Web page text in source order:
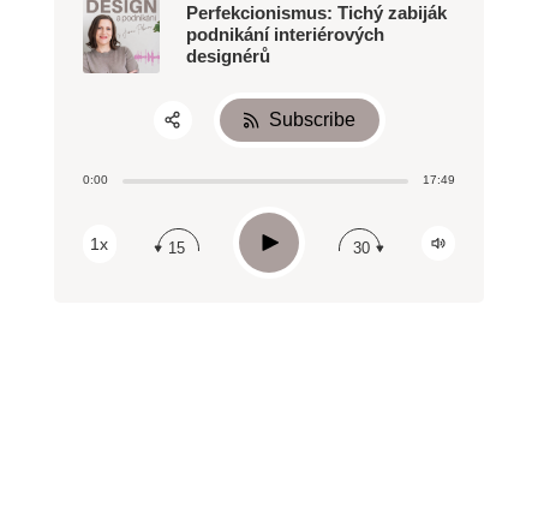
Perfekcionismus: Tichý zabiják
podnikání interiérových
designérů
0:00 17:49
1x 15 Play 30
Subscribe
Share:
RSS
Apple Podcast
Spotify